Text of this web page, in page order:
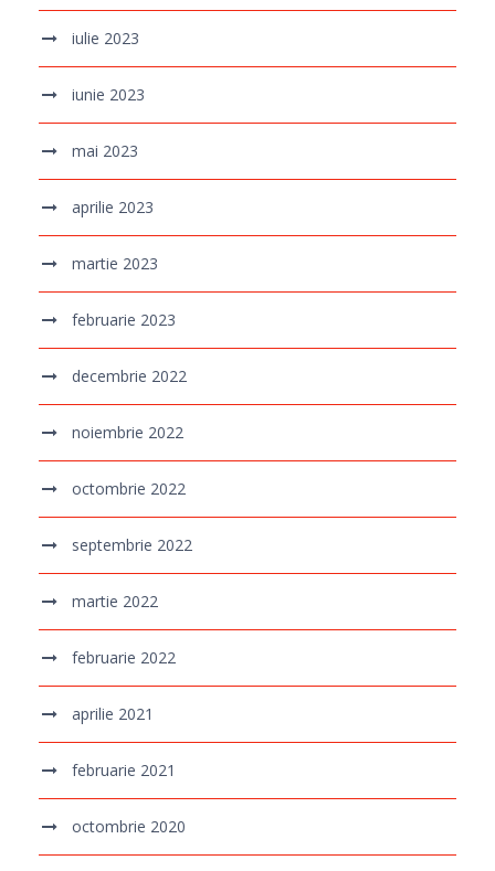
iulie 2023
iunie 2023
mai 2023
aprilie 2023
martie 2023
februarie 2023
decembrie 2022
noiembrie 2022
octombrie 2022
septembrie 2022
martie 2022
februarie 2022
aprilie 2021
februarie 2021
octombrie 2020